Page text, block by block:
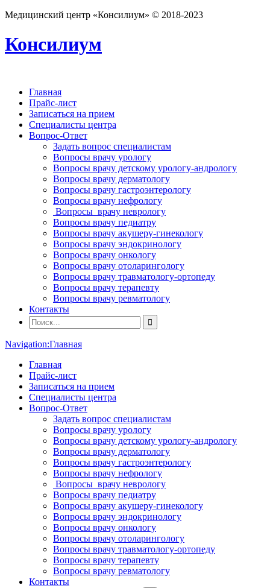
Медицинский центр «Консилиум» © 2018-2023
Консилиум
Главная
Прайс-лист
Записаться на прием
Специалисты центра
Вопрос-Ответ
Задать вопрос специалистам
Вопросы врачу урологу
Вопросы врачу детскому урологу-андрологу
Вопросы врачу дерматологу
Вопросы врачу гастроэнтерологу
Вопросы врачу нефрологу
Вопросы врачу неврологу
Вопросы врачу педиатру
Вопросы врачу акушеру-гинекологу
Вопросы врачу эндокринологу
Вопросы врачу онкологу
Вопросы врачу отоларингологу
Вопросы врачу травматологу-ортопеду
Вопросы врачу терапевту
Вопросы врачу ревматологу
Контакты
Navigation:Главная
Главная
Прайс-лист
Записаться на прием
Специалисты центра
Вопрос-Ответ
Задать вопрос специалистам
Вопросы врачу урологу
Вопросы врачу детскому урологу-андрологу
Вопросы врачу дерматологу
Вопросы врачу гастроэнтерологу
Вопросы врачу нефрологу
Вопросы врачу неврологу
Вопросы врачу педиатру
Вопросы врачу акушеру-гинекологу
Вопросы врачу эндокринологу
Вопросы врачу онкологу
Вопросы врачу отоларингологу
Вопросы врачу травматологу-ортопеду
Вопросы врачу терапевту
Вопросы врачу ревматологу
Контакты